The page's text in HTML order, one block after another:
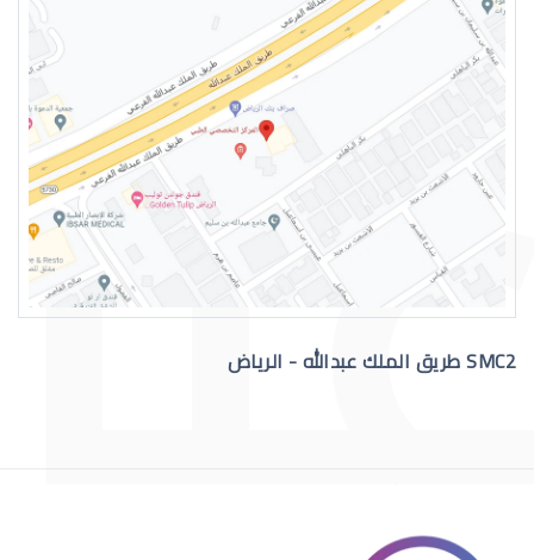
العدسات اللاصقة الطبية الصلبة
SMC2 طريق الملك عبدالله - الرياض